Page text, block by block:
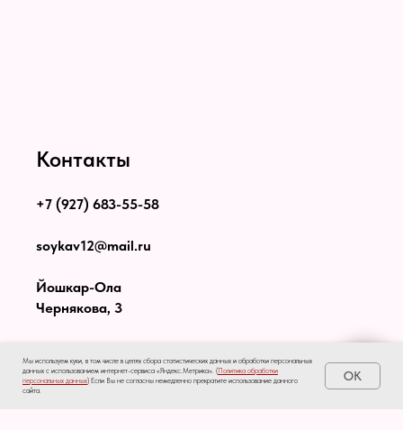
Контакты
+7 (927) 683-55-58
soykav12@mail.ru
Йошкар-Ола
Чернякова, 3
Мы используем куки, в том числе в целях сбора статистических данных и обработки персональных
данных с использованием интернет-сервиса «Яндекс.Метрика». (Политика обработки
персональных данных) Если Вы не согласны немедленно прекратите использование данного
сайта.
OK